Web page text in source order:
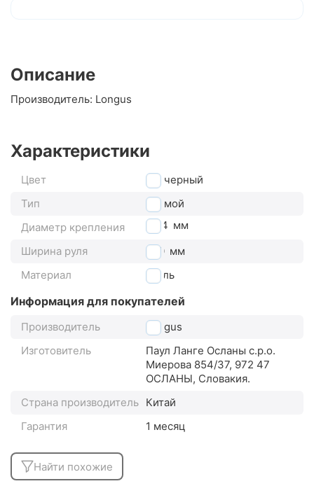
Описание
Производитель: Longus
Характеристики
Цвет
черный
Тип
прямой
Диаметр крепления
25.4 мм
Ширина руля
660 мм
Материал
сталь
Информация для покупателей
Производитель
Longus
Изготовитель
Паул Ланге Осланы с.р.о.
Миерова 854/37, 972 47
ОСЛАНЫ, Словакия.
Страна производитель Китай
Гарантия
1 месяц
Найти похожие